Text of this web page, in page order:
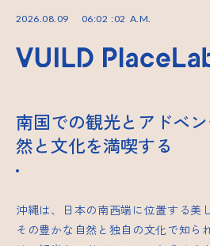
2026.08.09 06:02 :02 A.M.
南国での観光とアドベ
然と文化を満喫する
沖縄は、日本の南西端に位置する美
その豊かな自然と独自の文化で知ら